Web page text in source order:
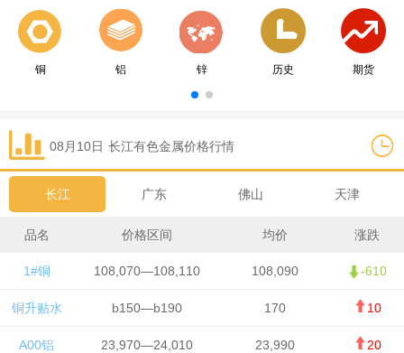
铜 铝 锌 历史 期货
08月10日 长江有色金属价格行情
长江 广东 佛山 天津
品名 价格区间 均价 涨跌
1#铜 108,070—108,110 108,090 -610
铜升贴水 b150—b190 170 10
A00铝 23,970—24,010 23,990 20